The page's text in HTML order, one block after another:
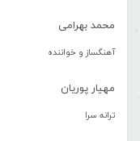
محمد بهرامی
آهنگساز و خواننده
مهیار پوریان
ترانه سرا